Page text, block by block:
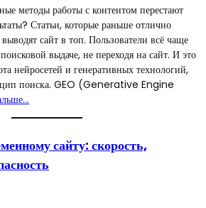
методы работы с контентом перестают
Статьи, которые раньше отлично
сайт в топ. Пользователи всё чаще
выдаче, не переходя на сайт. И это
нейросетей и генеративных технологий,
поиска. GEO (Generative Engine
сайту: скорость,